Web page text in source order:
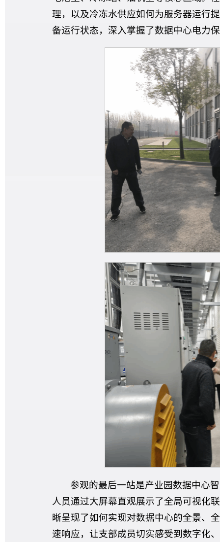
理，以及冷冻水供应如何为服务器运行
备运行状态，深入掌握了数据中心电力
参观的最后一站是产业园数据中心
人员通过大屏幕直观展示了全局可视化
晰呈现了如何实现对数据中心的全景、
速响应，让支部成员切实感受到数字化